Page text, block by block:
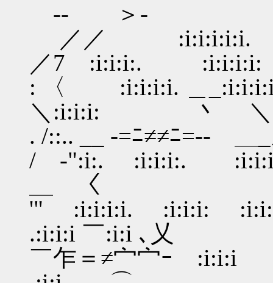
-- ＞-
／／ :i:i:i:i:i.
／7 :i:i:i:.
: 〈 :i:i:i:i.
＼:i:i:i: 丶 ＼
. /::.. __ -=ﾆ≠≠ﾆ
/ ‐":i:. :i:i:i:.
＿ 〈
'" :i:i:i:i. :i:i:i:
.:i:i:i ￣:i:i ､乂
￣乍＝≠宀宀